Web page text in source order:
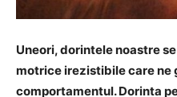
Uneori, dorintele noastre
motrice irezistibile care ne
comportamentul. Dorinta